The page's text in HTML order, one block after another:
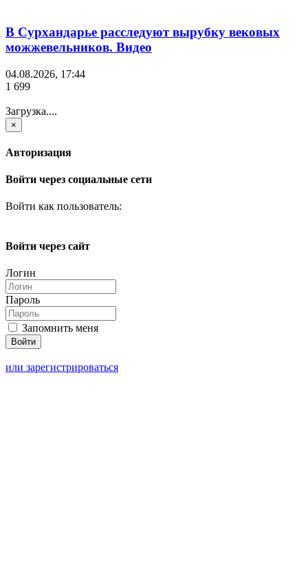
В Сурхандарье расследуют вырубку вековых
можжевельников. Видео
04.08.2026, 17:44
1 699
Загрузка....
×
Авторизация
Войти через социальные сети
Войти как пользователь:
Войти через сайт
Логин
Пароль
Запомнить меня
или зарегистрироваться